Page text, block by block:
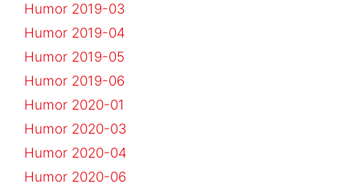
Humor 2019-03
Humor 2019-04
Humor 2019-05
Humor 2019-06
Humor 2020-01
Humor 2020-03
Humor 2020-04
Humor 2020-06